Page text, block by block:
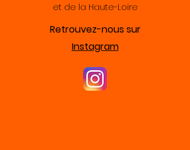
et de la Haute-Loire
Retrouvez-nous sur
Instagram